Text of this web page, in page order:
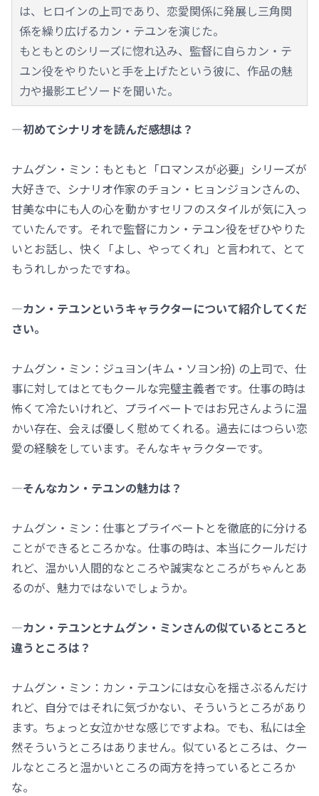
は、ヒロインの上司であり、恋愛関係に発展し三角関
係を繰り広げるカン・テユンを演じた。
もともとのシリーズに惚れ込み、監督に自らカン・テ
ユン役をやりたいと手を上げたという彼に、作品の魅
力や撮影エピソードを聞いた。
―初めてシナリオを読んだ感想は？
ナムグン・ミン：もともと「ロマンスが必要」シリーズが
大好きで、シナリオ作家のチョン・ヒョンジョンさんの、
甘美な中にも人の心を動かすセリフのスタイルが気に入っ
ていたんです。それで監督にカン・テユン役をぜひやりた
いとお話し、快く「よし、やってくれ」と言われて、とて
もうれしかったですね。
―カン・テユンというキャラクターについて紹介してくだ
さい。
ナムグン・ミン：ジュヨン(キム・ソヨン扮) の上司で、仕
事に対してはとてもクールな完璧主義者です。仕事の時は
怖くて冷たいけれど、プライベートではお兄さんように温
かい存在、会えば優しく慰めてくれる。過去にはつらい恋
愛の経験をしています。そんなキャラクターです。
―そんなカン・テユンの魅力は？
ナムグン・ミン：仕事とプライベートとを徹底的に分ける
ことができるところかな。仕事の時は、本当にクールだけ
れど、温かい人間的なところや誠実なところがちゃんとあ
るのが、魅力ではないでしょうか。
―カン・テユンとナムグン・ミンさんの似ているところと
違うところは？
ナムグン・ミン：カン・テユンには女心を揺さぶるんだけ
れど、自分ではそれに気づかない、そういうところがあり
ます。ちょっと女泣かせな感じですよね。でも、私には全
然そういうところはありません。似ているところは、クー
ルなところと温かいところの両方を持っているところか
な。